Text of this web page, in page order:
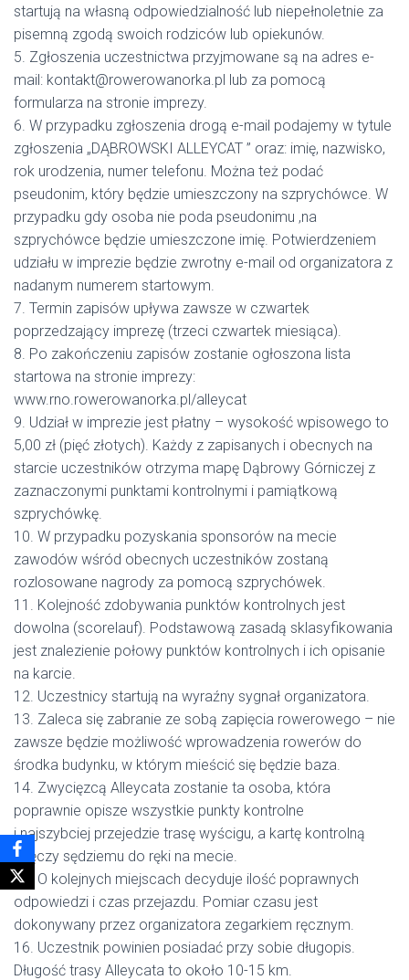
startują na własną odpowiedzialność lub niepełnoletnie za
pisemną zgodą swoich rodziców lub opiekunów.
5. Zgłoszenia uczestnictwa przyjmowane są na adres e-
mail: kontakt@rowerowanorka.pl lub za pomocą
formularza na stronie imprezy.
6. W przypadku zgłoszenia drogą e-mail podajemy w tytule
zgłoszenia „DĄBROWSKI ALLEYCAT ” oraz: imię, nazwisko,
rok urodzenia, numer telefonu. Można też podać
pseudonim, który będzie umieszczony na szprychówce. W
przypadku gdy osoba nie poda pseudonimu ,na
szprychówce będzie umieszczone imię. Potwierdzeniem
udziału w imprezie będzie zwrotny e-mail od organizatora z
nadanym numerem startowym.
7. Termin zapisów upływa zawsze w czwartek
poprzedzający imprezę (trzeci czwartek miesiąca).
8. Po zakończeniu zapisów zostanie ogłoszona lista
startowa na stronie imprezy:
www.rno.rowerowanorka.pl/alleycat
9. Udział w imprezie jest płatny – wysokość wpisowego to
5,00 zł (pięć złotych). Każdy z zapisanych i obecnych na
starcie uczestników otrzyma mapę Dąbrowy Górniczej z
zaznaczonymi punktami kontrolnymi i pamiątkową
szprychówkę.
10. W przypadku pozyskania sponsorów na mecie
zawodów wśród obecnych uczestników zostaną
rozlosowane nagrody za pomocą szprychówek.
11. Kolejność zdobywania punktów kontrolnych jest
dowolna (scorelauf). Podstawową zasadą sklasyfikowania
jest znalezienie połowy punktów kontrolnych i ich opisanie
na karcie.
12. Uczestnicy startują na wyraźny sygnał organizatora.
13. Zaleca się zabranie ze sobą zapięcia rowerowego – nie
zawsze będzie możliwość wprowadzenia rowerów do
środka budynku, w którym mieścić się będzie baza.
14. Zwycięzcą Alleycata zostanie ta osoba, która
poprawnie opisze wszystkie punkty kontrolne
i najszybciej przejedzie trasę wyścigu, a kartę kontrolną
wręczy sędziemu do ręki na mecie.
15. O kolejnych miejscach decyduje ilość poprawnych
odpowiedzi i czas przejazdu. Pomiar czasu jest
dokonywany przez organizatora zegarkiem ręcznym.
16. Uczestnik powinien posiadać przy sobie długopis.
Długość trasy Alleycata to około 10-15 km.